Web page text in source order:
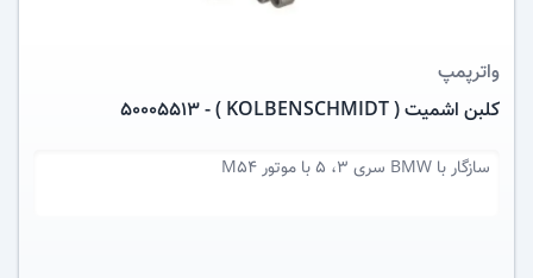
واترپمپ
کلبن اشمیت ( KOLBENSCHMIDT ) - 50005513
سازگار با BMW سری 3، 5 با موتور M54